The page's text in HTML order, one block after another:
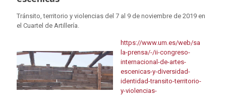
Tránsito, territorio y violencias del 7 al 9 de noviembre de 2019 en
el Cuartel de Artillería.
https://www.um.es/web/sa
la-prensa/-/ii-congreso-
internacional-de-artes-
escenicas-y-diversidad-
identidad-transito-territorio-
y-violencias-